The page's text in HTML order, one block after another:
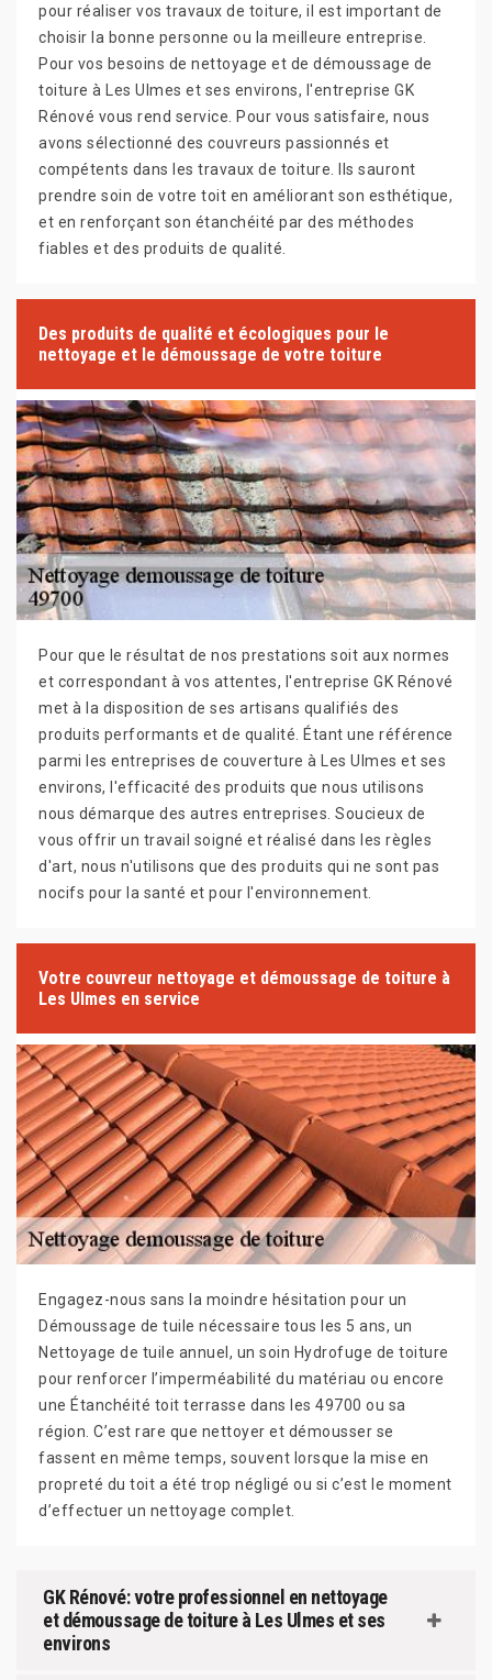
pour réaliser vos travaux de toiture, il est important de
choisir la bonne personne ou la meilleure entreprise.
Pour vos besoins de nettoyage et de démoussage de
toiture à Les Ulmes et ses environs, l'entreprise GK
Rénové vous rend service. Pour vous satisfaire, nous
avons sélectionné des couvreurs passionnés et
compétents dans les travaux de toiture. Ils sauront
prendre soin de votre toit en améliorant son esthétique,
et en renforçant son étanchéité par des méthodes
fiables et des produits de qualité.
Des produits de qualité et écologiques pour le
nettoyage et le démoussage de votre toiture
Pour que le résultat de nos prestations soit aux normes
et correspondant à vos attentes, l'entreprise GK Rénové
met à la disposition de ses artisans qualifiés des
produits performants et de qualité. Étant une référence
parmi les entreprises de couverture à Les Ulmes et ses
environs, l'efficacité des produits que nous utilisons
nous démarque des autres entreprises. Soucieux de
vous offrir un travail soigné et réalisé dans les règles
d'art, nous n'utilisons que des produits qui ne sont pas
nocifs pour la santé et pour l'environnement.
Votre couvreur nettoyage et démoussage de toiture à
Les Ulmes en service
Engagez-nous sans la moindre hésitation pour un
Démoussage de tuile nécessaire tous les 5 ans, un
Nettoyage de tuile annuel, un soin Hydrofuge de toiture
pour renforcer l’imperméabilité du matériau ou encore
une Étanchéité toit terrasse dans les 49700 ou sa
région. C’est rare que nettoyer et démousser se
fassent en même temps, souvent lorsque la mise en
propreté du toit a été trop négligé ou si c’est le moment
d’effectuer un nettoyage complet.
GK Rénové: votre professionnel en nettoyage
et démoussage de toiture à Les Ulmes et ses
environs